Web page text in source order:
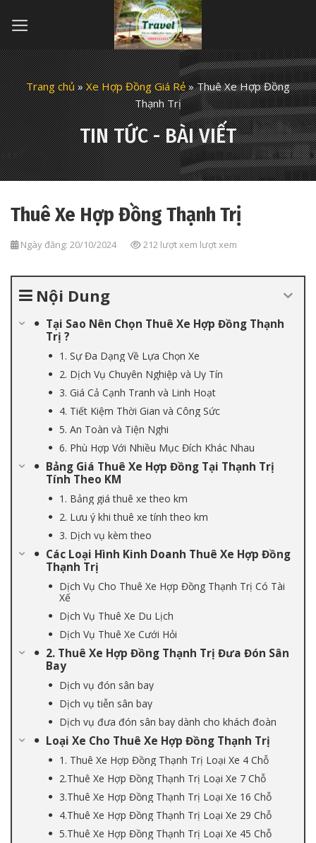
Trang chủ»Xe Hợp Đồng Giá Rẻ»Thuê Xe Hợp Đồng
Thạnh Trị
TIN TỨC - BÀI VIẾT
Thuê Xe Hợp Đồng Thạnh Trị
Ngày đăng: 20/10/2024 212 lượt xem lượt xem
Nội Dung
Tại Sao Nên Chọn Thuê Xe Hợp Đồng Thạnh
Trị ?
1. Sự Đa Dạng Về Lựa Chọn Xe
2. Dịch Vụ Chuyên Nghiệp và Uy Tín
3. Giá Cả Cạnh Tranh và Linh Hoạt
4. Tiết Kiệm Thời Gian và Công Sức
5. An Toàn và Tiện Nghi
6. Phù Hợp Với Nhiều Mục Đích Khác Nhau
Bảng Giá Thuê Xe Hợp Đồng Tại Thạnh Trị
Tính Theo KM
1. Bảng giá thuê xe theo km
2. Lưu ý khi thuê xe tính theo km
3. Dịch vụ kèm theo
Các Loại Hình Kinh Doanh Thuê Xe Hợp Đồng
Thạnh Trị
Dịch Vụ Cho Thuê Xe Hợp Đồng Thạnh Trị Có Tài
Xế
Dịch Vụ Thuê Xe Du Lịch
Dịch Vụ Thuê Xe Cưới Hỏi
2. Thuê Xe Hợp Đồng Thạnh Trị Đưa Đón Sân
Bay
Dịch vụ đón sân bay
Dịch vụ tiễn sân bay
Dịch vụ đưa đón sân bay dành cho khách đoàn
Loại Xe Cho Thuê Xe Hợp Đồng Thạnh Trị
1. Thuê Xe Hợp Đồng Thạnh Trị Loại Xe 4 Chỗ
2.Thuê Xe Hợp Đồng Thạnh Trị Loại Xe 7 Chỗ
3.Thuê Xe Hợp Đồng Thạnh Trị Loại Xe 16 Chỗ
4.Thuê Xe Hợp Đồng Thạnh Trị Loại Xe 29 Chỗ
5.Thuê Xe Hợp Đồng Thạnh Trị Loại Xe 45 Chỗ